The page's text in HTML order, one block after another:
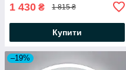
1 430 ₴ 1 815 ₴
Купити
–19%